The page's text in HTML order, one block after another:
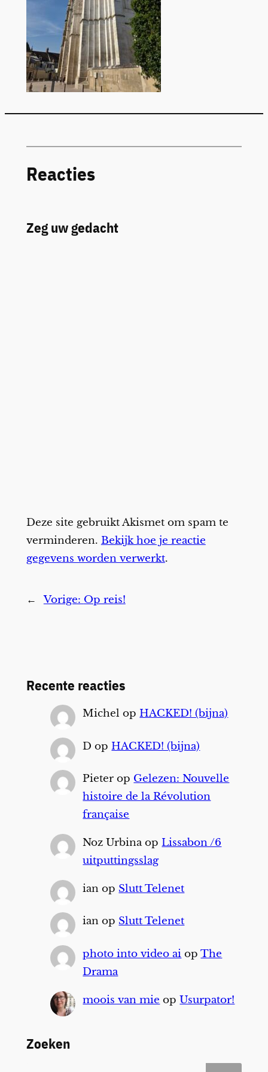
Reacties
Zeg uw gedacht
Deze site gebruikt Akismet om spam te
verminderen. Bekijk hoe je reactie
gegevens worden verwerkt.
← Vorige: Op reis!
Recente reacties
Michel opHACKED! (bijna)
D opHACKED! (bijna)
Pieter op Gelezen: Nouvelle
histoire de la Révolution
française
Noz UrbinaopLissabon /6
uitputtingsslag
ian op Slutt Telenet
ian op Slutt Telenet
photo into video ai opThe
Drama
moois van mie opUsurpator!
Zoeken